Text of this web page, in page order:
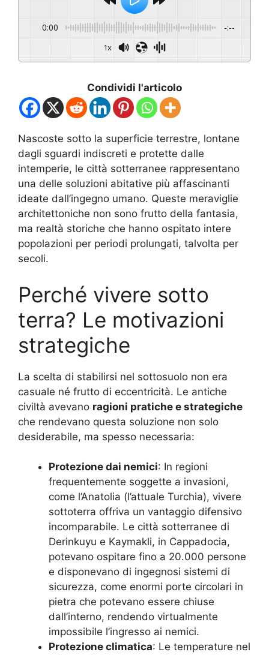
0:00 -:--
1x
Condividi l'articolo
Nascoste sotto la superficie terrestre, lontane
dagli sguardi indiscreti e protette dalle
intemperie, le città sotterranee rappresentano
una delle soluzioni abitative più affascinanti
ideate dall’ingegno umano. Queste meraviglie
architettoniche non sono frutto della fantasia,
ma realtà storiche che hanno ospitato intere
popolazioni per periodi prolungati, talvolta per
secoli.
Perché vivere sotto
terra? Le motivazioni
strategiche
La scelta di stabilirsi nel sottosuolo non era
casuale né frutto di eccentricità. Le antiche
civiltà avevano ragioni pratiche e strategiche
che rendevano questa soluzione non solo
desiderabile, ma spesso necessaria:
Protezione dai nemici: In regioni
frequentemente soggette a invasioni,
come l’Anatolia (l’attuale Turchia), vivere
sottoterra offriva un vantaggio difensivo
incomparabile. Le città sotterranee di
Derinkuyu e Kaymakli, in Cappadocia,
potevano ospitare fino a 20.000 persone
e disponevano di ingegnosi sistemi di
sicurezza, come enormi porte circolari in
pietra che potevano essere chiuse
dall’interno, rendendo virtualmente
impossibile l’ingresso ai nemici.
Protezione climatica: Le temperature nel